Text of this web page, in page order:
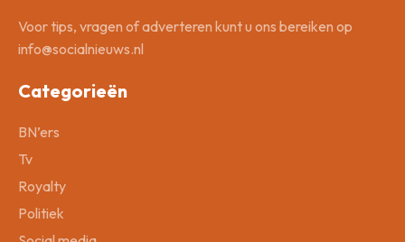
Voor tips, vragen of adverteren kunt u ons bereiken op
info@socialnieuws.nl
Categorieën
BN’ers
Tv
Royalty
Politiek